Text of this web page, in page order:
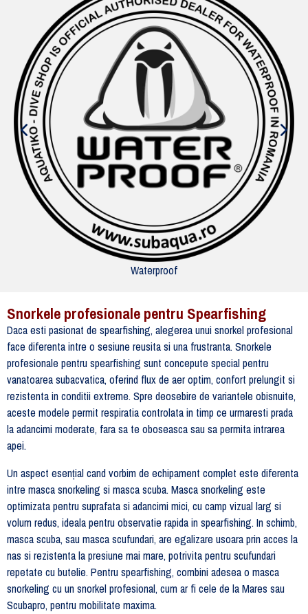
Waterproof
Snorkele profesionale pentru Spearfishing
Daca esti pasionat de spearfishing, alegerea unui snorkel profesional
face diferenta intre o sesiune reusita si una frustranta. Snorkele
profesionale pentru spearfishing sunt concepute special pentru
vanatoarea subacvatica, oferind flux de aer optim, confort prelungit si
rezistenta in conditii extreme. Spre deosebire de variantele obisnuite,
aceste modele permit respiratia controlata in timp ce urmaresti prada
la adancimi moderate, fara sa te oboseasca sau sa permita intrarea
apei.
Un aspect esențial cand vorbim de echipament complet este diferenta
intre masca snorkeling si masca scuba. Masca snorkeling este
optimizata pentru suprafata si adancimi mici, cu camp vizual larg si
volum redus, ideala pentru observatie rapida in spearfishing. In schimb,
masca scuba, sau masca scufundari, are egalizare usoara prin acces la
nas si rezistenta la presiune mai mare, potrivita pentru scufundari
repetate cu butelie. Pentru spearfishing, combini adesea o masca
snorkeling cu un snorkel profesional, cum ar fi cele de la Mares sau
Scubapro, pentru mobilitate maxima.